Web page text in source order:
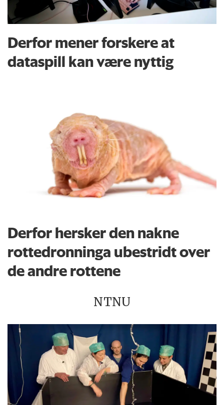
Derfor mener forskere at
dataspill kan være nyttig
Derfor hersker den nakne
rottedronninga ubestridt over
de andre rottene
NTNU